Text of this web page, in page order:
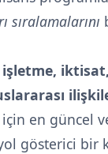
sıralamalarını
en güncel
gösterici bir